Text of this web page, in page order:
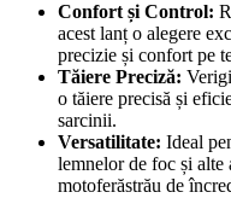
Confort și Control:
acest lanț o alegere
precizie și confort pe
Tăiere Preciză:
o tăiere precisă și
sarcinii.
Versatilitate: Ideal
lemnelor de foc și alte
motoferăstrău de